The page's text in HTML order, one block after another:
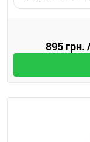
895 грн.